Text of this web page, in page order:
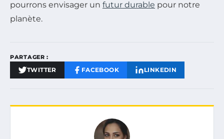
pourrons envisager un futur durable pour notre
planète.
PARTAGER :
TWITTER FACEBOOK LINKEDIN